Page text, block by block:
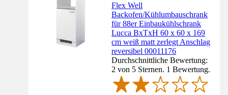
Flex Well
Backofen/Kühlumbauschrank
für 88er Einbaukühlschrank
Lucca BxTxH 60 x 60 x 169
cm weiß matt zerlegt Anschlag
reversibel 00011176
Durchschnittliche Bewertung:
2 von 5 Sternen. 1 Bewertung.